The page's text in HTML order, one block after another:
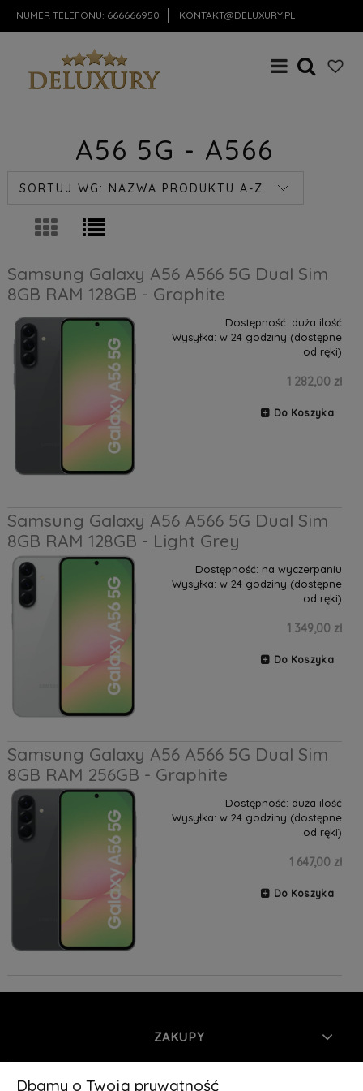
NUMER TELEFONU: 666666950 KONTAKT@DELUXURY.PL
A56 5G - A566
SORTUJ WG: NAZWA PRODUKTU A-Z
Samsung Galaxy A56 A566 5G Dual Sim
8GB RAM 128GB - Graphite
Dostępność: duża ilość
Wysyłka: w 24 godziny (dostępne
od ręki)
1 282,00 zł
Do Koszyka
Samsung Galaxy A56 A566 5G Dual Sim
8GB RAM 128GB - Light Grey
Dostępność: na wyczerpaniu
Wysyłka: w 24 godziny (dostępne
od ręki)
1 349,00 zł
Do Koszyka
Samsung Galaxy A56 A566 5G Dual Sim
8GB RAM 256GB - Graphite
Dostępność: duża ilość
Wysyłka: w 24 godziny (dostępne
od ręki)
1 647,00 zł
Do Koszyka
ZAKUPY
INFORMACJE
Dbamy o Twoją prywatność